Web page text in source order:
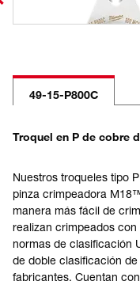
49-15-P800C
Troquel en P de cobre
Nuestros troqueles tipo
pinza crimpeadora
manera más fácil de
realizan crimpeados
normas de clasificación
de doble clasificación
fabricantes. Cuentan